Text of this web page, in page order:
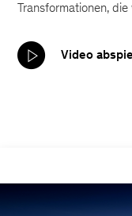
Transformationen,
Video